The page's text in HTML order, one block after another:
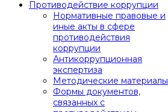
Противодействие коррупции
Нормативные правовые и
иные акты в сфере
противодействия
коррупции
Антикоррупционная
экспертиза
Методические материалы
Формы документов,
связанных с